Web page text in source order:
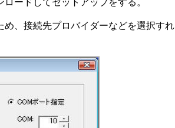
、接続先プロバイダーなどを選択すれ